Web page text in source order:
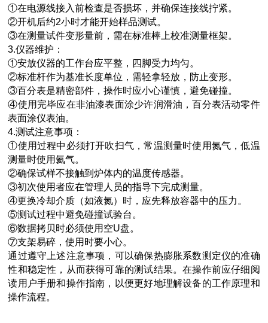
①在电源线接入前检查是否损坏，并确保连接线拧紧。
②开机后约2小时才能开始样品测试。
③在测量试件变形量前，需在标准棒上校准测量框架。
3.仪器维护：
①安放仪器的工作台应平整，四脚受力均匀。
②标准杆作为基准长度单位，需轻拿轻放，防止变形。
③百分表是精密部件，操作时应小心谨慎，避免碰撞。
④使用完毕应在非油漆表面涂少许润滑油，百分表活动零件
表面涂仪表油。
4.测试注意事项：
①使用过程中必须打开吹扫气，常温测量时使用氮气，低温
测量时使用氦气。
②确保试样不接触到炉体内的温度传感器。
③初次使用者应在管理人员的指导下完成测量。
④更换冷却介质（如液氮）时，应先释放容器中的压力。
⑤测试过程中避免碰撞试验台。
⑥数据拷贝时必须使用空U盘。
⑦支架易碎，使用时要小心。
通过遵守上述注意事项，可以确保热膨胀系数测定仪的准确
性和稳定性，从而获得可靠的测试结果。在操作前应仔细阅
读用户手册和操作指南，以便更好地理解设备的工作原理和
操作流程。